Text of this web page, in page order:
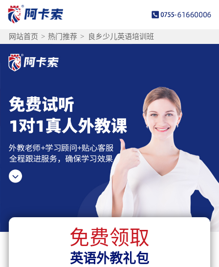
网站首页 > 热门推荐 > 良乡少儿英语培训班
免费领取
英语外教礼包